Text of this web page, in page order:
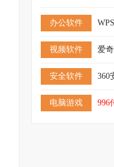
办公软件 WPS
视频软件 爱
安全软件 360
电脑游戏 996